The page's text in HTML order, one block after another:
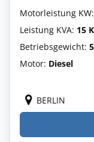
Motorleistung KW:
Leistung KVA: 15
Betriebsgewicht:
Motor: Diesel
BERLIN